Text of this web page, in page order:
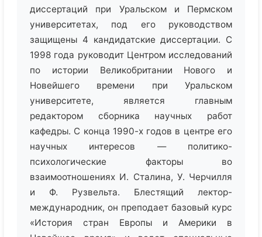
диссертаций при Уральском и Пермском
университетах, под его руководством
защищены 4 кандидатские диссертации. С
1998 года руководит Центром исследований
по истории Великобритании Нового и
Новейшего времени при Уральском
университете, является главным
редактором сборника научных работ
кафедры. С конца 1990-х годов в центре его
научных интересов — политико-
психологические факторы во
взаимоотношениях И. Сталина, У. Черчилля
и Ф. Рузвельта. Блестящий лектор-
международник, он преподает базовый курс
«История стран Европы и Америки в